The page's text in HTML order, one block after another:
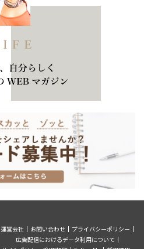
運営会社 お問い合わせ
プライバシーポリシー
広告配信におけるデータ利用について